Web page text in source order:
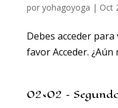
por yohagoyoga | Oct
Debes acceder
favor Acceder.
02×02 –